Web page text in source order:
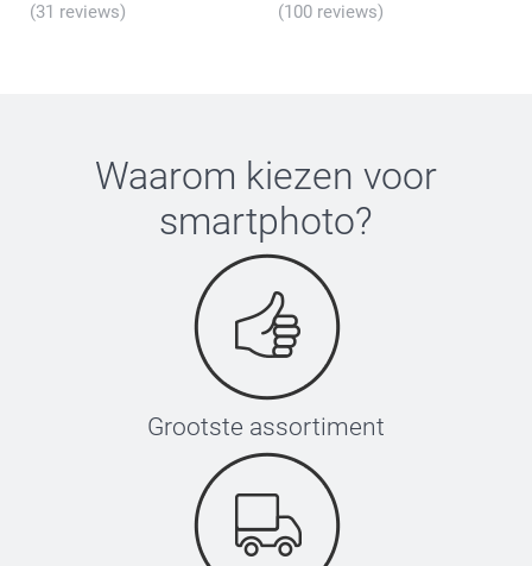
(31 reviews) (100 reviews)
Waarom kiezen voor
smartphoto?
Grootste assortiment